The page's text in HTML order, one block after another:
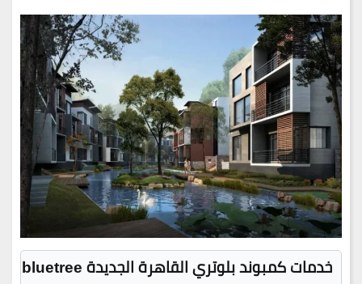
خدمات كمبوند بلوتري القاهرة الجديدة bluetree